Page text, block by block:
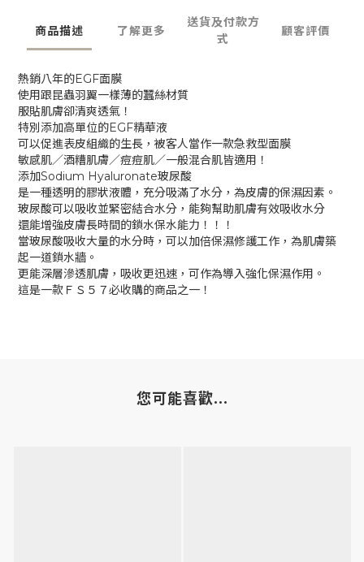
商品描述 了解更多
送貨及付款方
式
顧客評價
熱銷八年的EGF面膜
使用跟昆蟲羽翼一樣薄的蠶絲材質
服貼肌膚卻清爽透氣！
特別添加高單位的EGF精華液
可以促進表皮組織的生長，被客人當作一款急救型面膜
敏感肌／酒糟肌膚／痘痘肌／一般混合肌皆適用！
添加Sodium Hyaluronate玻尿酸
是一種透明的膠狀液體，充分吸滿了水分，為皮膚的保濕因素。
玻尿酸可以吸收並緊密結合水分，能夠幫助肌膚有效吸收水分
還能增強皮膚長時間的鎖水保水能力！！！
當玻尿酸吸收大量的水分時，可以加倍保濕修護工作，為肌膚築
起一道鎖水牆。
更能深層滲透肌膚，吸收更迅速，可作為導入強化保濕作用。
這是一款ＦＳ５７必收購的商品之一！
您可能喜歡...